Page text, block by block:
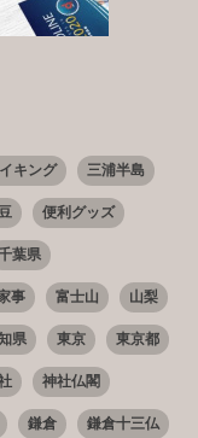
キング 三浦半島
便利グッズ
葉県
事 富士山 山梨
県 東京 東京都
神社仏閣
鎌倉 鎌倉十三仏